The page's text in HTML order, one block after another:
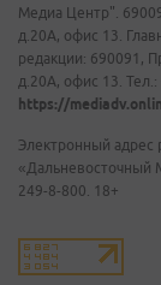
Медиа Центр".
д.20А, офис 13.
редакции: 690091,
д.20А, офис 13. Тел.:
https://
Электронный адрес
«Дальневосточный
249-8-800. 18+